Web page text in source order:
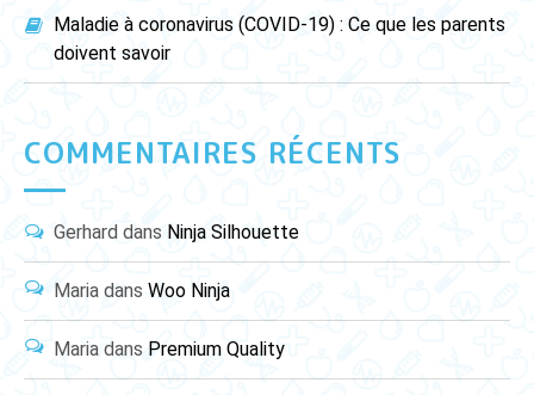
Maladie à coronavirus (COVID-19) : Ce que les parents
doivent savoir
COMMENTAIRES RÉCENTS
Gerhard dans Ninja Silhouette
Maria dans Woo Ninja
Maria dans Premium Quality